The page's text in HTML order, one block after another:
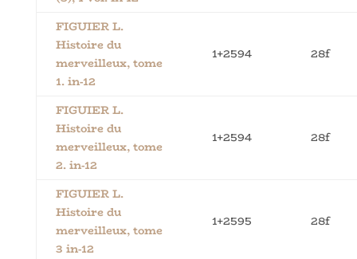
FIGUIER L.
Histoire du
merveilleux, tome
1. in-12
1+2594 28f
FIGUIER L.
Histoire du
merveilleux, tome
2. in-12
1+2594 28f
FIGUIER L.
Histoire du
merveilleux, tome
3 in-12
1+2595 28f